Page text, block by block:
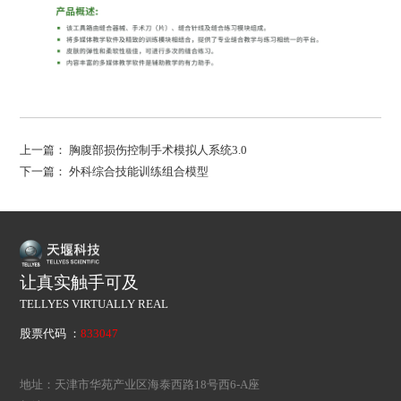
上一篇：
胸腹部损伤控制手术模拟人系统3.0
下一篇： 外科综合技能训练组合模型
让真实触手可及
TELLYES VIRTUALLY REAL
股票代码 ：833047
地址：天津市华苑产业区海泰西路18号西6-A座